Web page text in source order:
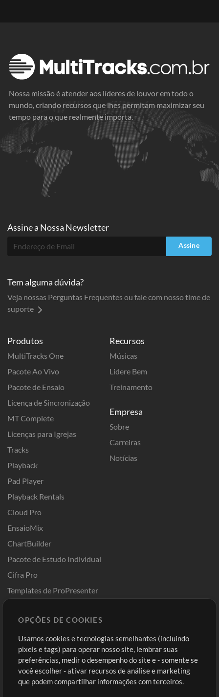
Nossa missão é atender aos líderes de louvor em todo o
mundo, criando recursos que lhes permitam maximizar seu
tempo para o que realmente importa.
Produtos
MultiTracks One
Pacote Ao Vivo
Pacote de Ensaio
Licença de Sincronização
MT Complete
Licenças para Igrejas
Tracks
Playback
Pad Player
Playback Rentals
Cloud Pro
EnsaioMix
ChartBuilder
Pacote de Estudo Individual
Cifra Pro
Templates de ProPresenter
Recursos
Músicas
Lidere Bem
Treinamento
Empresa
Sobre
Carreiras
Notícias
Comprar Créditos
Conteúdo Grátis
Solicite uma Música
Entre
Cadastre-se
Ir ao carrinho
Assine a Nossa Newsletter
Assine
Tem alguma dúvida?
Veja nossas Perguntas Frequentes ou fale com nosso time de
suporte
OPÇÕES DE COOKIES
Usamos cookies e tecnologias semelhantes (incluindo
pixels e tags) para operar nosso site, lembrar suas
preferências, medir o desempenho do site e - somente se
você escolher - ativar recursos de análise e marketing
que podem compartilhar informações com terceiros.